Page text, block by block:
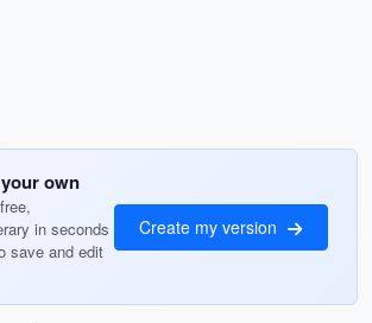
own
in seconds
save and edit
Create my version